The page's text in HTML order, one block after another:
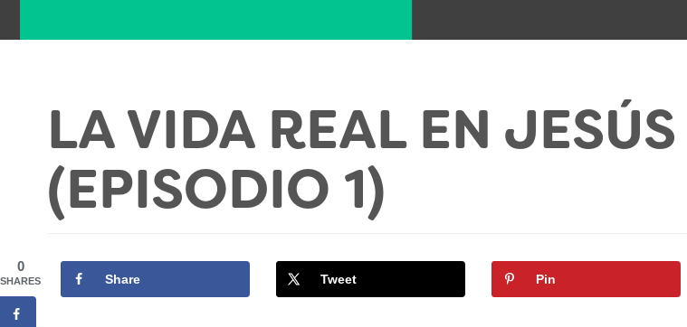
LA VIDA REAL EN JESÚS
(EPISODIO 1)
Share Tweet Pin
0
SHARES